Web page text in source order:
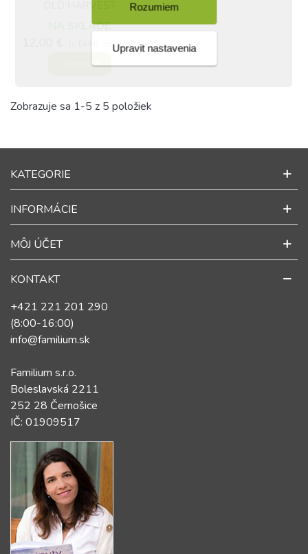
Rozumiem
Upravit nastavenia
NA SKLADE
16,50 €
Zobraziť
Zobrazuje sa 1-5 z 5 položiek
KATEGORIE
INFORMÁCIE
MÔJ ÚČET
KONTAKT
+421 221 201 290
(8:00-16:00)
info@familium.sk
Familium s.r.o.
Boleslavská 2211
252 28 Černošice
IČ: 01909517